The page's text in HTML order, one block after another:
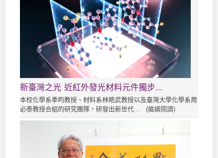
新臺灣之光 近紅外發光材料元件獨步...
本校化學系季昀教授、材料系林皓武教授以及臺灣大學化學系周
必泰教授合組的研究團隊，研發出新世代... (繼續閱讀)